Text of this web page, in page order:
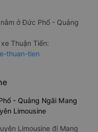
ở Đức Phổ - Quảng
Thuận Tiến:
thuan-tien
- Quảng Ngãi Mang
Limousine
Limousine đi Mang